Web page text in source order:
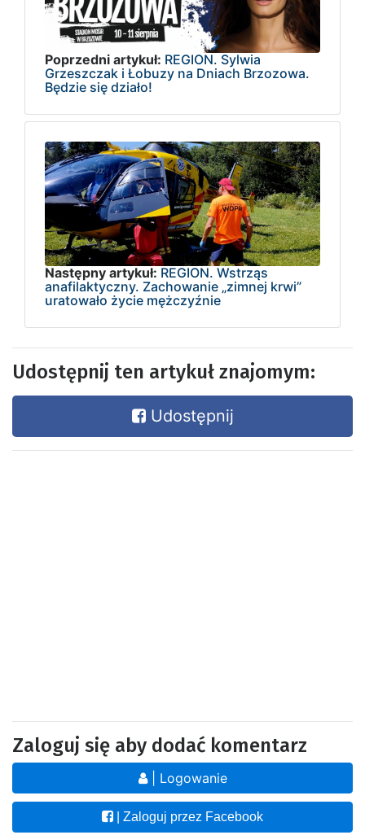
Poprzedni artykuł: REGION. Sylwia
Grzeszczak i Łobuzy na Dniach Brzozowa.
Będzie się działo!
Następny artykuł: REGION. Wstrząs
anafilaktyczny. Zachowanie „zimnej krwi”
uratowało życie mężczyźnie
Udostępnij ten artykuł znajomym:
Udostępnij
Zaloguj się aby dodać komentarz
| Logowanie
| Zaloguj przez Facebook